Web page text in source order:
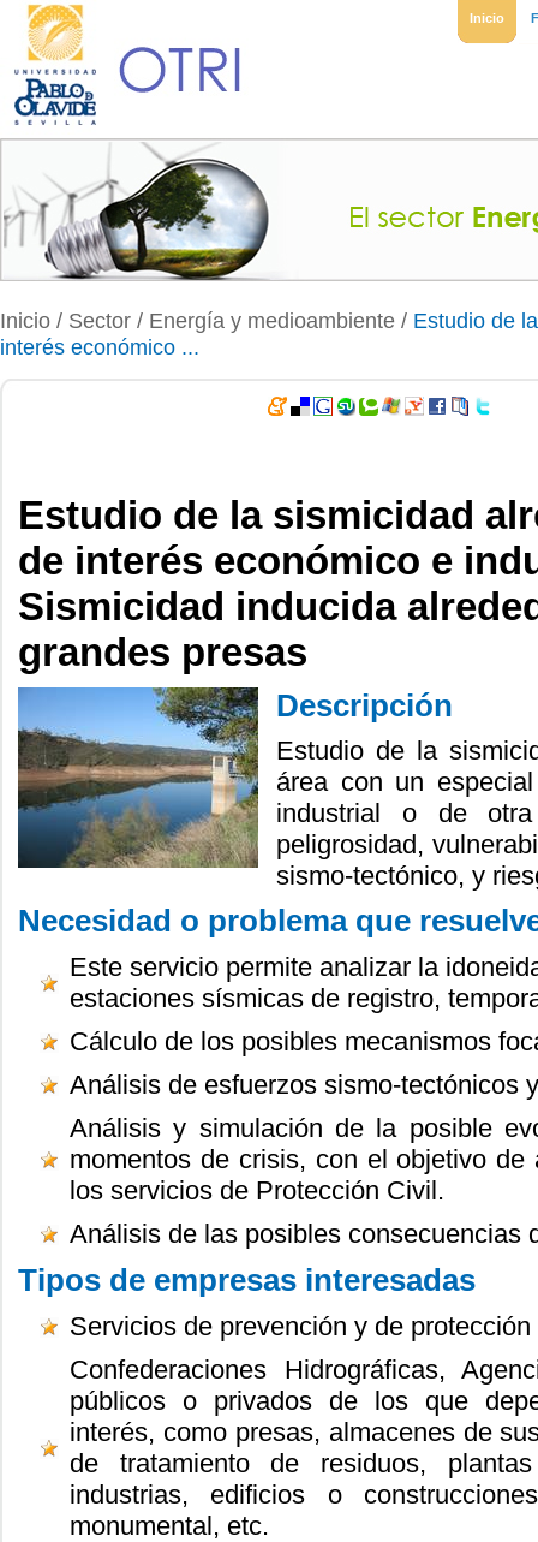
Inicio
Inicio / Sector / Energía y medioambiente / Estudio de
interés económico ...
Estudio de la sismicidad
de interés económico e
Sismicidad inducida
grandes presas
Descripción
Estudio de la
área con un
industrial o de
peligrosidad,
sismo-tectónico, y
Necesidad o problema que
Este servicio permite analizar la
estaciones sísmicas de registro,
Cálculo de los posibles mecanismos
Análisis de esfuerzos sismo-tectónicos
Análisis y simulación de la posible
momentos de crisis, con el objetivo de
los servicios de Protección Civil.
Análisis de las posibles consecuencias
Tipos de empresas interesadas
Servicios de prevención y de protección
Confederaciones Hidrográficas,
públicos o privados de los que
interés, como presas, almacenes de
de tratamiento de residuos,
industrias, edificios o
monumental, etc.